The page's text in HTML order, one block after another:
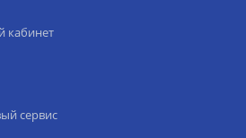
кабинет
сервис